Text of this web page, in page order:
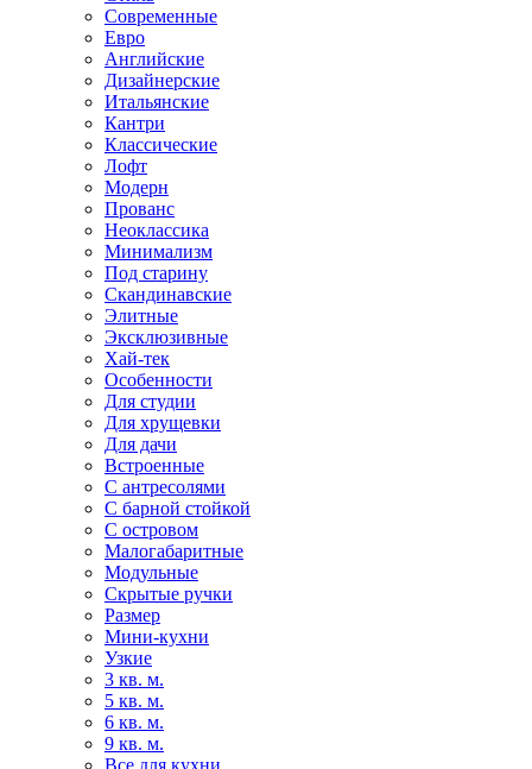
Современные
Евро
Английские
Дизайнерские
Итальянские
Кантри
Классические
Лофт
Модерн
Прованс
Неоклассика
Минимализм
Под старину
Скандинавские
Элитные
Эксклюзивные
Хай-тек
Особенности
Для студии
Для хрущевки
Для дачи
Встроенные
С антресолями
С барной стойкой
С островом
Малогабаритные
Модульные
Скрытые ручки
Размер
Мини-кухни
Узкие
3 кв. м.
5 кв. м.
6 кв. м.
9 кв. м.
Все для кухни